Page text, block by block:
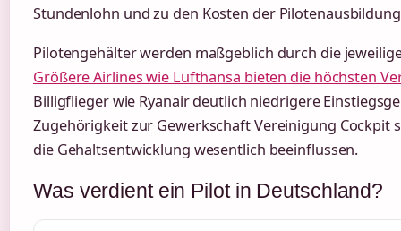
Stundenlohn und zu den Kosten der
Pilotengehälter werden maßgeblich durch die
Größere Airlines wie Lufthansa bieten die höchsten
Billigflieger wie Ryanair deutlich niedrigere
Zugehörigkeit zur Gewerkschaft Vereinigung Cockpit
die Gehaltsentwicklung wesentlich beeinflussen.
Was verdient ein Pilot in Deutschland?